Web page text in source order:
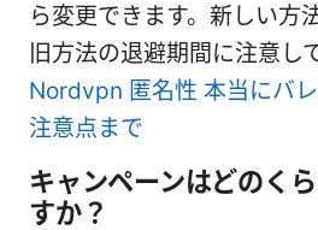
ら変更できます。新しい方
旧方法の退避期間に注意し
Nordvpn 匿名性 本当にバ
注意点まで
キャンペーンはどのく
すか？